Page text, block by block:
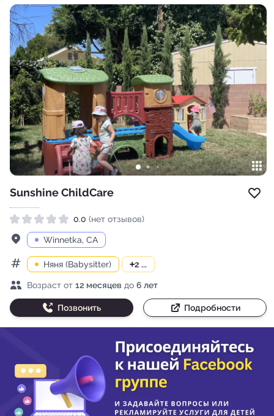
Sunshine ChildCare
0.0 (нет отзывов)
Адрес
Winnetka, CA
КатегорииНяня (Babysitter) +2 ...
Возраст детей
Возраст от 12 месяцев до 6 лет
Позвонить Подробности